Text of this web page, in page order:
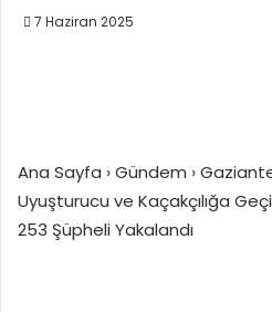
7 Haziran 2025
Ana Sayfa ›Gündem ›
Uyuşturucu ve Kaçakçılığa
253 Şüpheli Yakalandı